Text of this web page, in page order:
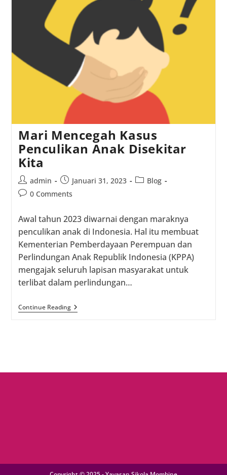
Lingkungan
Sekitarnya
Mari Mencegah Kasus
Penculikan Anak Disekitar
Kita
Post
author:
admin
Post
published:
Januari 31, 2023
PostBlog
Post0 Comments
Awal tahun 2023 diwarnai dengan maraknya
penculikan anak di Indonesia. Hal itu membuat
Kementerian Pemberdayaan Perempuan dan
Perlindungan Anak Republik Indonesia (KPPA)
mengajak seluruh lapisan masyarakat untuk
terlibat dalam perlindungan…
Continue ReadingMari
Mencegah